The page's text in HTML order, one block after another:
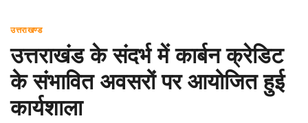
उत्तराखण्ड
उत्तराखंड के संदर्भ में कार्बन क्रेडिट
के संभावित अवसरों पर आयोजित हुई
कार्यशाला